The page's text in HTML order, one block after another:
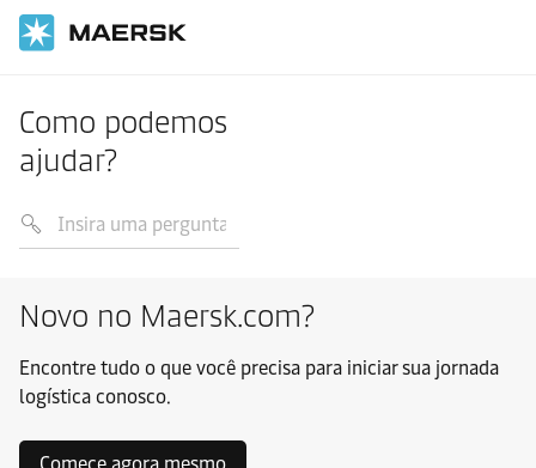
Como podemos
ajudar?
Novo no Maersk.com?
Encontre tudo o que você precisa para iniciar sua jornada
logística conosco.